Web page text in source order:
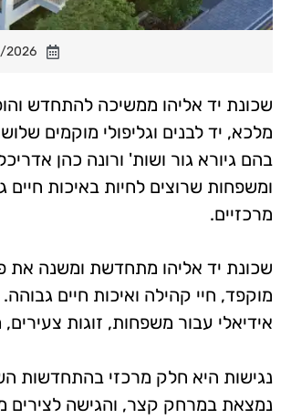
2026
שכונת יד אליהו ממשיכה להתחדש
מלכא, יד לבנים וגליפולי מוקמים
ומשפחות שרוצים לחיות באיכות חיים
מרכזיים.
שכונת יד אליהו מתחדשת ומשנה את
מוקפד, חיי קהילה ואיכות חיים
אידיאלי עבור משפחות, זוגות
נגישות היא חלק מרכזי בהתחדשות
נמצאת במרחק קצר, והגישה לצירים